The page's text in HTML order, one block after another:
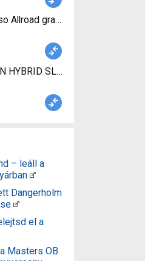
Allroad gravel 2022 53-as
HYBRID SLT 750 29 Electric
– leáll a
Dangerholm
el a
Masters OB